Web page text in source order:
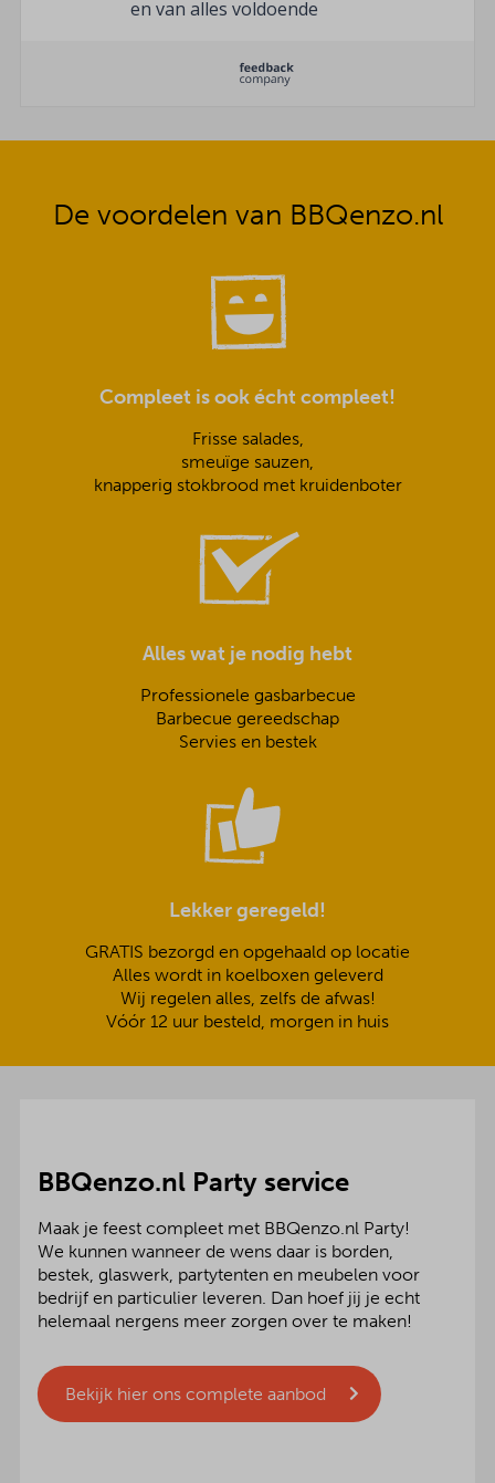
en van alles voldoende
De voordelen van BBQenzo.nl
Compleet is ook écht compleet!
Frisse salades,
smeuïge sauzen,
knapperig stokbrood met kruidenboter
Alles wat je nodig hebt
Professionele gasbarbecue
Barbecue gereedschap
Servies en bestek
Lekker geregeld!
GRATIS bezorgd en opgehaald op locatie
Alles wordt in koelboxen geleverd
Wij regelen alles, zelfs de afwas!
Vóór 12 uur besteld, morgen in huis
BBQenzo.nl Party service
Maak je feest compleet met BBQenzo.nl Party!
We kunnen wanneer de wens daar is borden,
bestek, glaswerk, partytenten en meubelen voor
bedrijf en particulier leveren. Dan hoef jij je echt
helemaal nergens meer zorgen over te maken!
Bekijk hier ons complete aanbod